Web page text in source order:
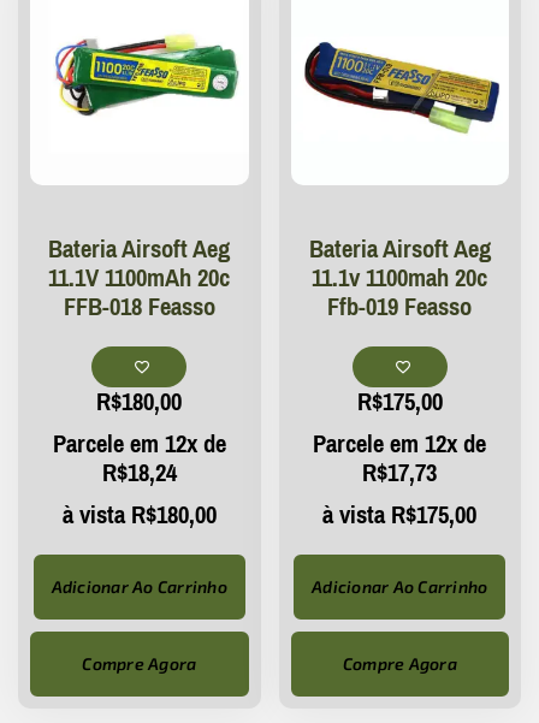
Bateria Airsoft Aeg
11.1V 1100mAh 20c
FFB-018 Feasso
R$180,00
Parcele em 12x de
R$18,24
à vistaR$180,00
Adicionar Ao Carrinho
Compre Agora
Bateria Airsoft Aeg
11.1v 1100mah 20c
Ffb-019 Feasso
R$175,00
Parcele em 12x de
R$17,73
à vistaR$175,00
Adicionar Ao Carrinho
Compre Agora